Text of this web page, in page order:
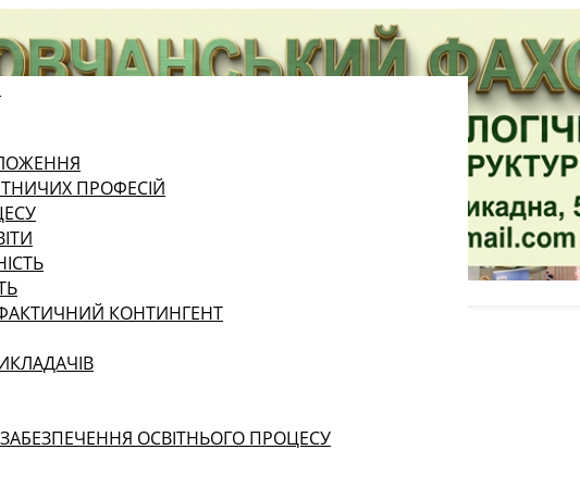
ПРОФЕСІЙ
КОНТИНГЕНТ
ОСВІТНЬОГО ПРОЦЕСУ